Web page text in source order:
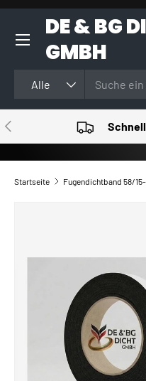
DIREKT ZUM INHALT
DE & BG
GMBH
Alle
VORHERIGE
Startseite Fugendichtband 58/